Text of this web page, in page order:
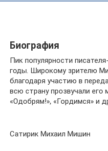
Биография
Пик популярности
годы. Широкому зрителю
благодаря участию в
всю страну прозвучали его
«Одобрям!», «Гордимся» и
Сатирик Михаил Мишин